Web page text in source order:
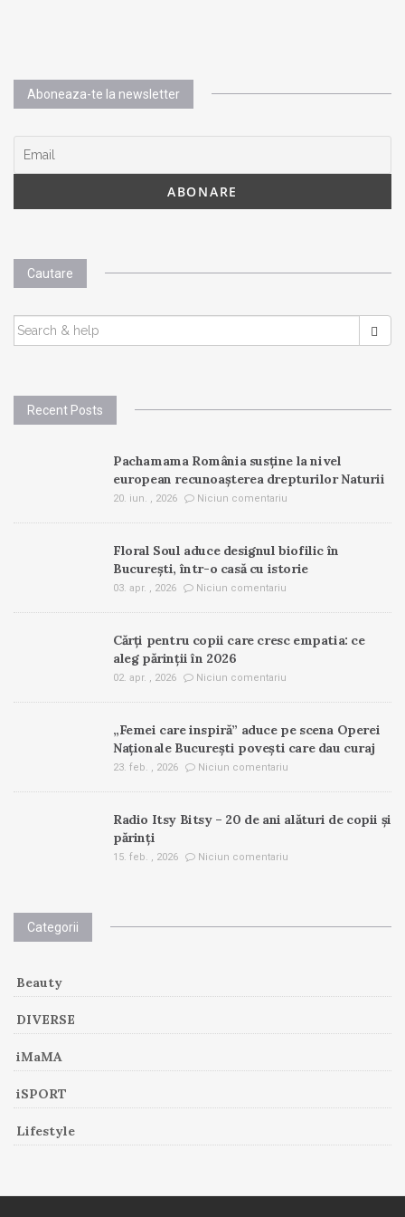
Aboneaza-te la newsletter
Cautare
SEARCH
FOR:
Recent Posts
Pachamama România susține la nivel
european recunoașterea drepturilor Naturii
20. iun. , 2026 Niciun comentariu
Floral Soul aduce designul biofilic în
București, într-o casă cu istorie
03. apr. , 2026 Niciun comentariu
Cărți pentru copii care cresc empatia: ce
aleg părinții în 2026
02. apr. , 2026 Niciun comentariu
„Femei care inspiră” aduce pe scena Operei
Naționale București povești care dau curaj
23. feb. , 2026 Niciun comentariu
Radio Itsy Bitsy – 20 de ani alături de copii și
părinți
15. feb. , 2026 Niciun comentariu
Categorii
Beauty
DIVERSE
iMaMA
iSPORT
Lifestyle